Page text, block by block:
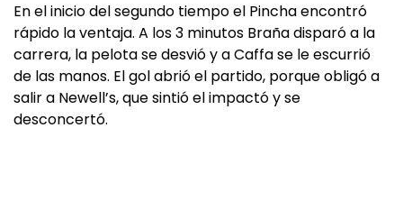
En el inicio del segundo tiempo el Pincha encontró
rápido la ventaja. A los 3 minutos Braña disparó a la
carrera, la pelota se desvió y a Caffa se le escurrió
de las manos. El gol abrió el partido, porque obligó a
salir a Newell’s, que sintió el impactó y se
desconcertó.